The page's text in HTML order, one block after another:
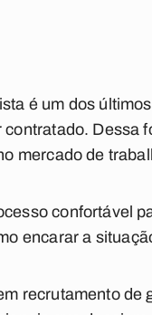
é um dos
Dessa
mercado de
confortável
encarar a
recrutamento de